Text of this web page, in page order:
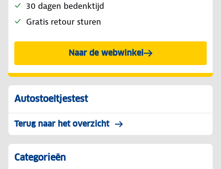
30 dagen bedenktijd
Gratis retour sturen
Naar de webwinkel
Autostoeltjestest
Terug naar het overzicht
Categorieën